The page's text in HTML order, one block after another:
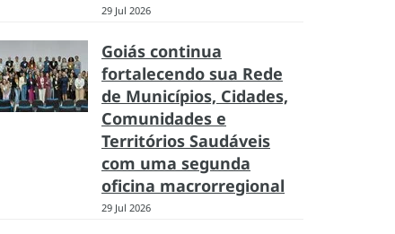
29 Jul 2026
Goiás continua
fortalecendo sua Rede
de Municípios, Cidades,
Comunidades e
Territórios Saudáveis
com uma segunda
oficina macrorregional
29 Jul 2026